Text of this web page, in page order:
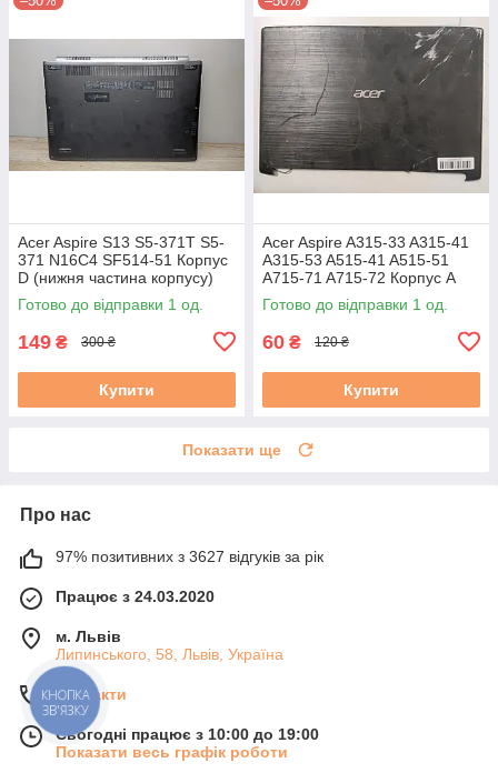
Acer Aspire S13 S5-371T S5-
371 N16C4 SF514-51 Корпус
D (нижня частина корпусу)
AM1JL000J00 AM1JL000600
бу #
Готово до відправки 1 од.
149 ₴ 300 ₴
Купити
Acer Aspire A315-33 A315-41
A315-53 A515-41 A515-51
A715-71 A715-72 Корпус A
(кришка матриці)
(AP28Z000100) бу
Готово до відправки 1 од.
60 ₴ 120 ₴
Купити
Показати ще
Про нас
97% позитивних з 3627 відгуків за рік
Працює з 24.03.2020
м. Львів
Липинського, 58, Львів, Україна
Контакти
Сьогодні працює з 10:00 до 19:00
Показати весь графік роботи
КНОПКА
ЗВ'ЯЗКУ